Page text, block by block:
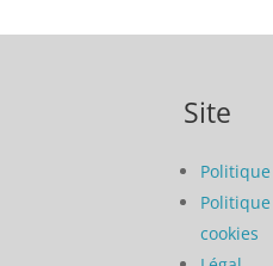
Site
cookies